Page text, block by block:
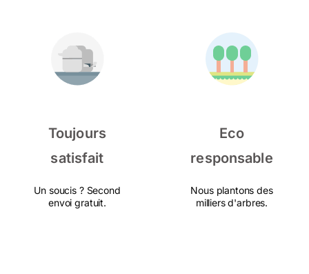
Toujours
satisfait
Un soucis ? Second
envoi gratuit.
Eco
responsable
Nous plantons des
milliers d'arbres.